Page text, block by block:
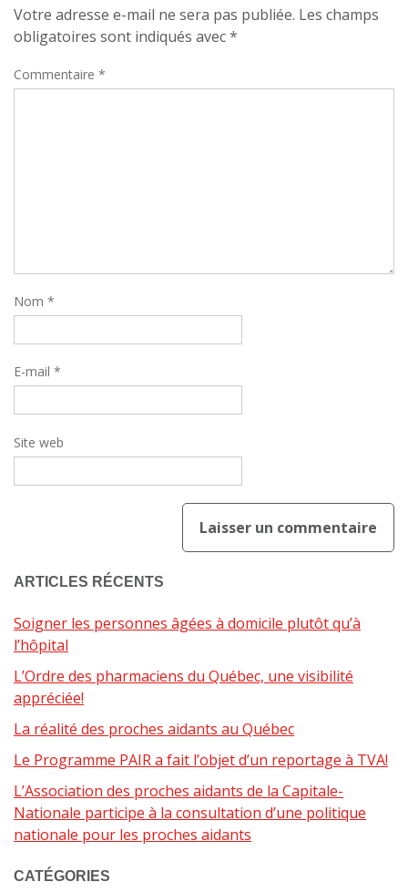
Votre adresse e-mail ne sera pas publiée. Les champs
obligatoires sont indiqués avec*
Commentaire *
Nom *
E-mail *
Site web
ARTICLES RÉCENTS
Soigner les personnes âgées à domicile plutôt qu’à
l’hôpital
L’Ordre des pharmaciens du Québec, une visibilité
appréciée!
La réalité des proches aidants au Québec
Le Programme PAIR a fait l’objet d’un reportage à TVA!
L’Association des proches aidants de la Capitale-
Nationale participe à la consultation d’une politique
nationale pour les proches aidants
CATÉGORIES